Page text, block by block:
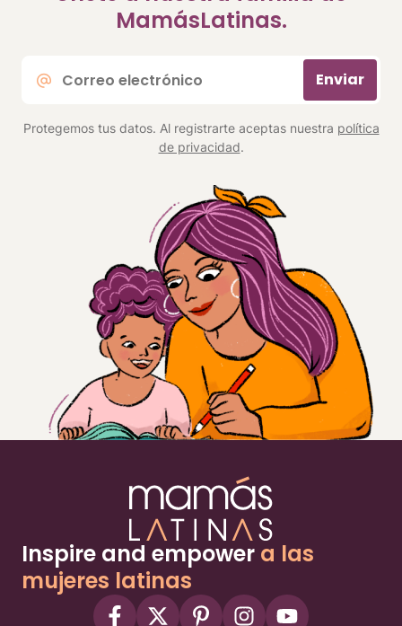
MamásLatinas.
electrónico
Enviar
Protegemos tus datos. Al registrarte aceptas nuestra política
de privacidad.
Inspire and empower a las
mujeres latinas